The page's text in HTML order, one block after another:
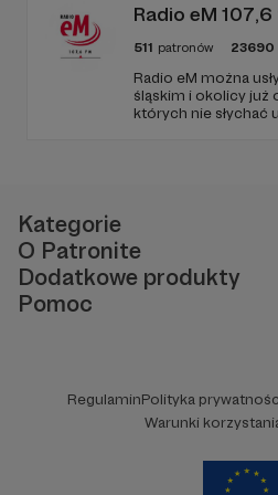
Radio eM
511 patronów 23690
Radio eM można
śląskim i okolicy już
których nie słychać
Kategorie
O Patronite
Dodatkowe produkty
Pomoc
RegulaminPolityka
Warunki